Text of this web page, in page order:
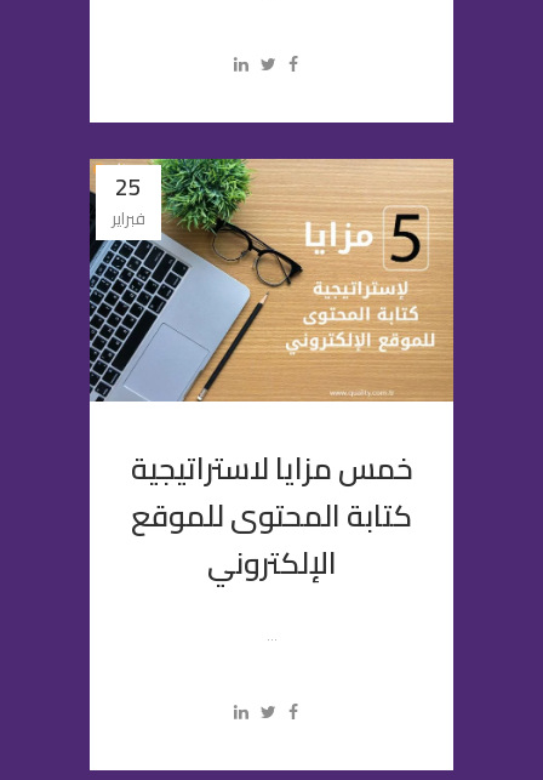
25
فبراير
خمس مزايا لاستراتيجية
كتابة المحتوى للموقع
الإلكتروني
...